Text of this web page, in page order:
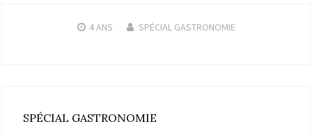
4 ANS SPÉCIAL GASTRONOMIE
SPÉCIAL GASTRONOMIE